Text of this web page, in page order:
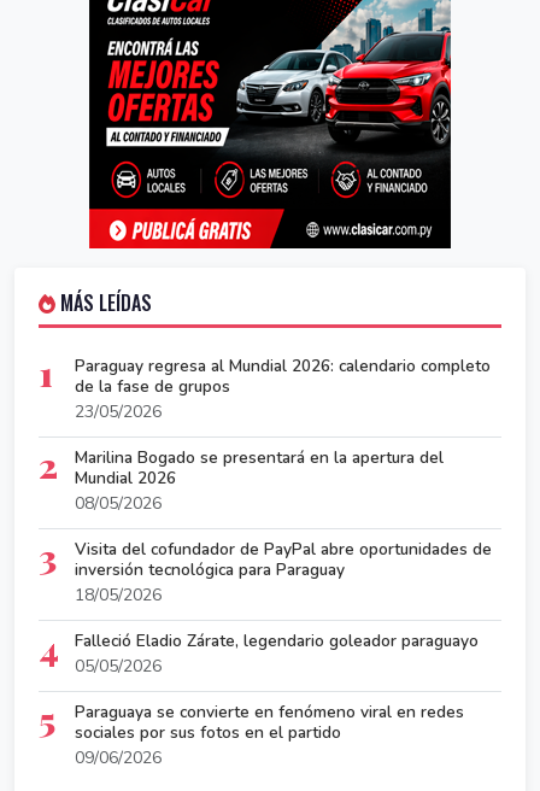
MÁS LEÍDAS
1
Paraguay regresa al Mundial 2026: calendario completo
de la fase de grupos
23/05/2026
2
Marilina Bogado se presentará en la apertura del
Mundial 2026
08/05/2026
3
Visita del cofundador de PayPal abre oportunidades de
inversión tecnológica para Paraguay
18/05/2026
4
Falleció Eladio Zárate, legendario goleador paraguayo
05/05/2026
5
Paraguaya se convierte en fenómeno viral en redes
sociales por sus fotos en el partido
09/06/2026